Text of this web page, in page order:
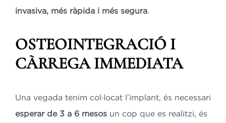
invasiva, més ràpida i més segura.
OSTEOINTEGRACIÓ I
CÀRREGA IMMEDIATA
Una vegada tenim col·locat l’implant, és necessari
esperar de 3 a 6 mesosun cop que es realitzi, és